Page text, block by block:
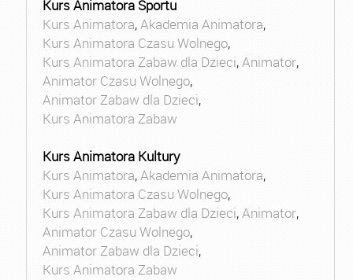
Kurs Animatora Sportu
Kurs Animatora,Akademia Animatora,
Kurs Animatora Czasu Wolnego,
Kurs Animatora Zabaw dla Dzieci,Animator,
Animator Czasu Wolnego,
Animator Zabaw dla Dzieci,
Kurs Animatora Zabaw
Kurs Animatora Kultury
Kurs Animatora,Akademia Animatora,
Kurs Animatora Czasu Wolnego,
Kurs Animatora Zabaw dla Dzieci,Animator,
Animator Czasu Wolnego,
Animator Zabaw dla Dzieci,
Kurs Animatora Zabaw